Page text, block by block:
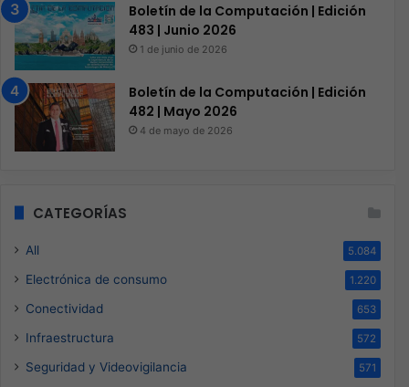
Boletín de la Computación | Edición
483 | Junio 2026
1 de junio de 2026
Boletín de la Computación | Edición
482 | Mayo 2026
4 de mayo de 2026
CATEGORÍAS
All 5.084
Electrónica de consumo 1.220
Conectividad 653
Infraestructura 572
Seguridad y Videovigilancia 571